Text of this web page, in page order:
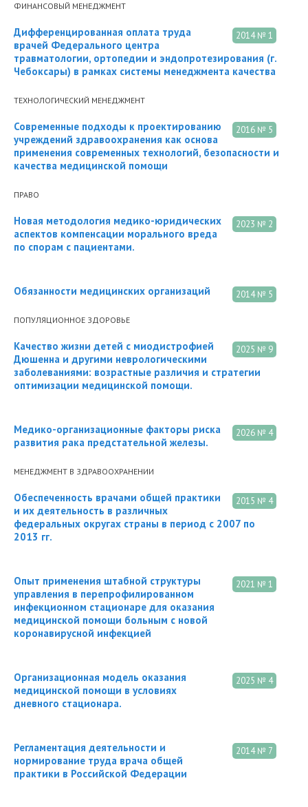
ФИНАНСОВЫЙ МЕНЕДЖМЕНТ
2014 № 1
Дифференцированная оплата труда
врачей Федерального центра
травматологии, ортопедии и эндопротезирования (г.
Чебоксары) в рамках системы менеджмента качества
ТЕХНОЛОГИЧЕСКИЙ МЕНЕДЖМЕНТ
2016 № 5
Современные подходы к проектированию
учреждений здравоохранения как основа
применения современных технологий, безопасности и
качества медицинской помощи
ПРАВО
2023 № 2
Новая методология медико-юридических
аспектов компенсации морального вреда
по спорам с пациентами.
2014 № 5
Обязанности медицинских организаций
ПОПУЛЯЦИОННОЕ ЗДОРОВЬЕ
2025 № 9
Качество жизни детей с миодистрофией
Дюшенна и другими неврологическими
заболеваниями: возрастные различия и стратегии
оптимизации медицинской помощи.
2026 № 4
Медико-организационные факторы риска
развития рака предстательной железы.
МЕНЕДЖМЕНТ В ЗДРАВООХРАНЕНИИ
2015 № 4
Обеспеченность врачами общей практики
и их деятельность в различных
федеральных округах страны в период с 2007 по
2013 гг.
2021 № 1
Опыт применения штабной структуры
управления в перепрофилированном
инфекционном стационаре для оказания
медицинской помощи больным с новой
коронавирусной инфекцией
2025 № 4
Организационная модель оказания
медицинской помощи в условиях
дневного стационара.
2014 № 7
Регламентация деятельности и
нормирование труда врача общей
практики в Российской Федерации